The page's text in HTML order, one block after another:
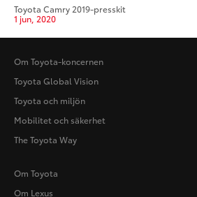
Toyota Camry 2019-presskit
1 jun, 2020
Om Toyota-koncernen
Toyota Global Vision
Toyota och miljön
Mobilitet och säkerhet
The Toyota Way
Om Toyota
Om Lexus